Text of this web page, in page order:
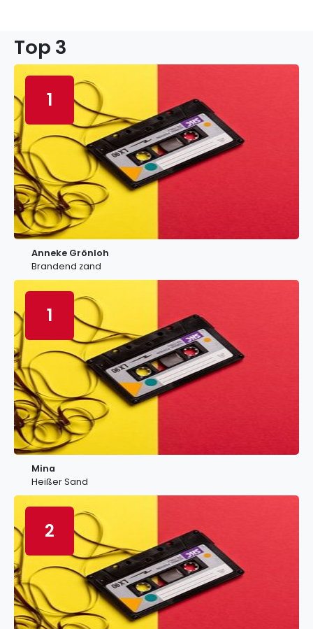
Top 3
1
Anneke Grönloh
Brandend zand
1
Mina
Heißer Sand
2